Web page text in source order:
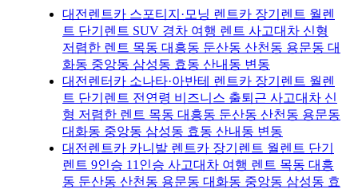
대전렌트카 스포티지·모닝 렌트카 장기렌트 월렌
트 단기렌트 SUV 경차 여행 렌트 사고대차 신형
저렴한 렌트 목동 대흥동 둔산동 산천동 용문동 대
화동 중앙동 삼성동 효동 산내동 변동
대전렌터카 소나타·아반테 렌트카 장기렌트 월렌
트 단기렌트 전연령 비즈니스 출퇴근 사고대차 신
형 저렴한 렌트 목동 대흥동 둔산동 산천동 용문동
대화동 중앙동 삼성동 효동 산내동 변동
대전렌트카 카니발 렌트카 장기렌트 월렌트 단기
렌트 9인승 11인승 사고대차 여행 렌트 목동 대흥
동 둔산동 산천동 용문동 대화동 중앙동 삼성동 효